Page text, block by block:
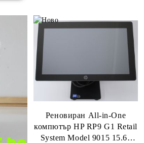
Реновиран All-in-One
компютър HP RP9 G1 Retail
System Model 9015 15.6"